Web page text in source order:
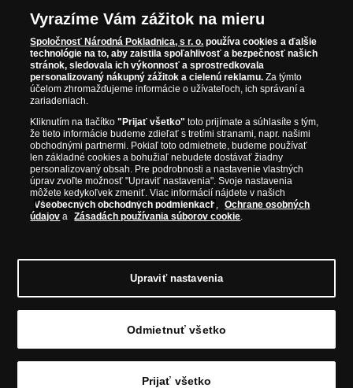
Vložiť do košíka
Parížska mincovňa, Nórska mincovňa, Fínska mincovňa alebo
Austrálska mincovňa Perth. Spoločnosť svojim zákazníkom a
zberateľom garantuje, že všetky produkty sú v originálnej a v
prvotriednej kvalite, čo je doložené aj priloženým Certifikátom
autentickosti.
© Copyright 2026 - Národná Pokladnica, s. r. o.; Námestie Mateja Korvína 1,
www.narodnapokladnica.sk; IČO: 45 480 206, DIČ: SK2023004302
Upraviť nastavenie súborov cookie môžetekliknutím na tento
odkaz.
Vyrazíme Vám zážitok na mieru
Spoločnosť Národná Pokladnica, s r. o. používa cookies a ďalšie
technológie na to, aby zaistila spoľahlivosť a bezpečnosť našich
stránok, sledovala ich výkonnosť a sprostredkovala
personalizovaný nákupný zážitok a cielenú reklamu. Za týmto
účelom zhromažďujeme informácie o užívateľoch, ich správaní a
zariadeniach.
Kliknutím na tlačítko"Prijať všetko" toto prijímate a súhlasíte s tým,
že tieto informácie budeme zdieľať s tretími stranami, napr. našimi
obchodnými partnermi. Pokiaľ toto odmietnete, budeme používať
len základné cookies a bohužiaľ nebudete dostávať žiadny
personalizovaný obsah. Pre podrobnosti a nastavenie vlastných
úprav zvoľte možnosť "Upraviť nastavenia". Svoje nastavenia
môžete kedykoľvek zmeniť. Viac informácií nájdete v našich
Všeobecných obchodných podmienkach ,
Ochrane osobných
údajov a Zásadách používania súborov cookie.
Upraviť nastavenia
Odmietnuť všetko
Prijať všetko